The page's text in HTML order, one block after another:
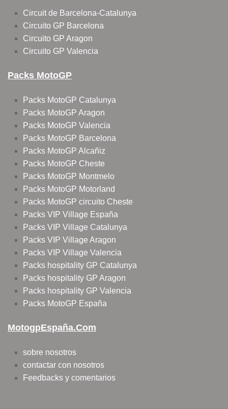
Circuit de Barcelona-Catalunya
Circuito GP Barcelona
Circuito GP Aragon
Circuito GP Valencia
Packs MotoGP
Packs MotoGP Catalunya
Packs MotoGP Aragon
Packs MotoGP Valencia
Packs MotoGP Barcelona
Packs MotoGP Alcañiz
Packs MotoGP Cheste
Packs MotoGP Montmelo
Packs MotoGP Motorland
Packs MotoGP circuito Cheste
Packs VIP Village España
Packs VIP Village Catalunya
Packs VIP Village Aragon
Packs VIP Village Valencia
Packs hospitality GP Catalunya
Packs hospitality GP Aragon
Packs hospitality GP Valencia
Packs MotoGP España
MotogpEspaña.com
sobre nosotros
contactar con nosotros
Feedbacks y comentarios